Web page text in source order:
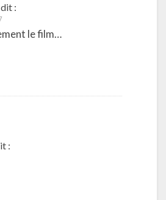
dit :
le film…
: